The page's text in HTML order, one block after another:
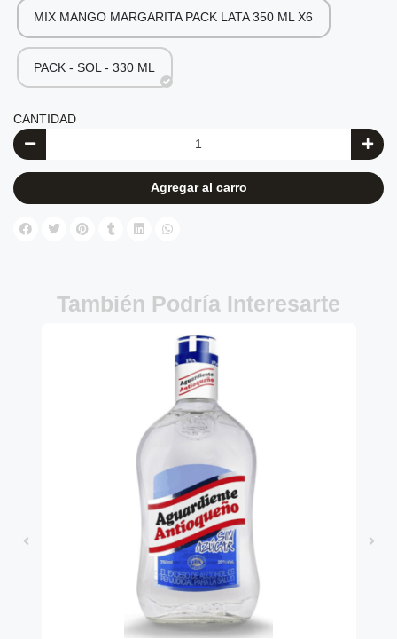
MIX MANGO MARGARITA PACK LATA 350 ML X6
PACK - SOL - 330 ML
CANTIDAD
Agregar al carro
También Podría Interesarte